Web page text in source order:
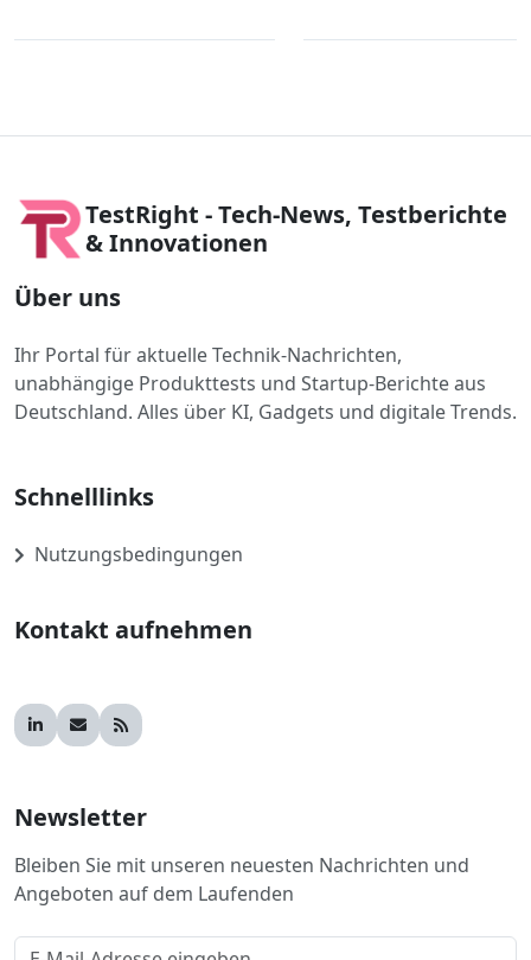
TestRight - Tech-News, Testberichte
& Innovationen
Über uns
Ihr Portal für aktuelle Technik-Nachrichten,
unabhängige Produkttests und Startup-Berichte aus
Deutschland. Alles über KI, Gadgets und digitale Trends.
Schnelllinks
Nutzungsbedingungen
Kontakt aufnehmen
Newsletter
Bleiben Sie mit unseren neuesten Nachrichten und
Angeboten auf dem Laufenden